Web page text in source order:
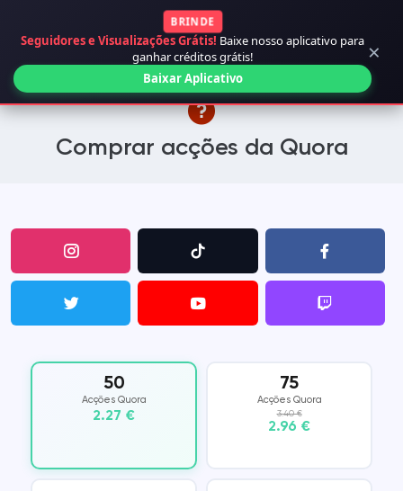
BRINDE
Seguidores e Visualizações Grátis! Baixe nosso aplicativo para
ganhar créditos grátis!
Baixar Aplicativo
×
Comprar acções da Quora
50
Acções Quora
2.27 €
75
Acções Quora
3.40 €
2.96 €